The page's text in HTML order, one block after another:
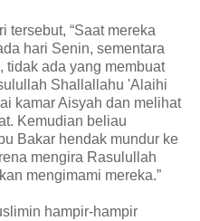
tersebut, “Saat mereka
hari Senin, sementara
tidak ada yang membuat
Shallallahu 'Alaihi
kamar Aisyah dan melihat
Kemudian beliau
Bakar hendak mundur ke
mengira Rasulullah
mengimami mereka.”
hampir-hampir